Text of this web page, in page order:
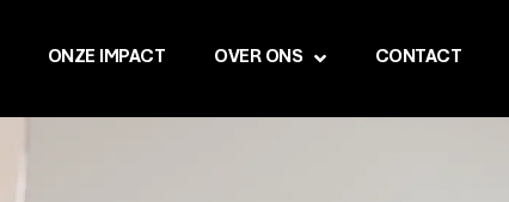
ONZE IMPACT OVER ONS CONTACT